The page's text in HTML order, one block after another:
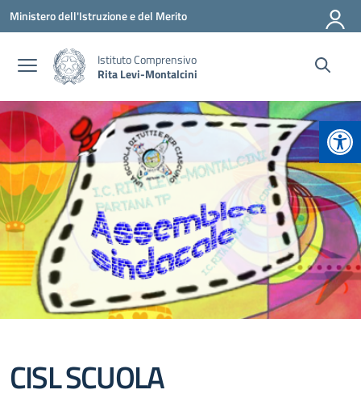
Vai ai contenuti
Vai al menu di navigazione
Vai al footer
Ministero dell'Istruzione e del Merito
Istituto Comprensivo
Rita Levi-Montalcini
CISL SCUOLA